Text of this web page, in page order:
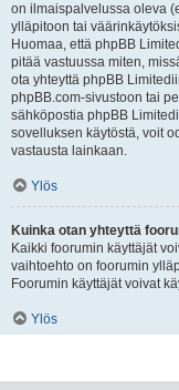
on ilmaispalvelussa oleva
ylläpitoon tai
Huomaa, että phpBB
pitää vastuussa miten,
ota yhteyttä phpBB
phpBB.com-sivustoon tai
sähköpostia phpBB
sovelluksen käytöstä, voit
vastausta lainkaan.
Ylös
Kuinka otan yhteyttä
Kaikki foorumin käyttäjät
vaihtoehto on foorumin
Foorumin käyttäjät voivat
Ylös